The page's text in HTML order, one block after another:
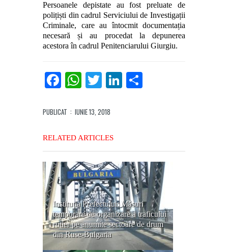
Persoanele depistate au fost preluate de
polițiști din cadrul Serviciului de Investigații
Criminale, care au întocmit documentația
necesară și au procedat la depunerea
acestora în cadrul Penitenciarului Giurgiu.
Facebook
WhatsApp
TwitterLinkedIn
PUBLICAT : IUNIE 13, 2018
RELATED ARTICLES
Instituția Prefectului: Măsuri
temporare de organizare a traficului
rutier pe anumite sectoare de drum
din Ruse-Bulgaria